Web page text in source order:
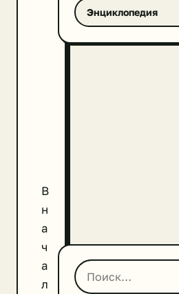
В
н
а
ч
а
л
Энциклопедия